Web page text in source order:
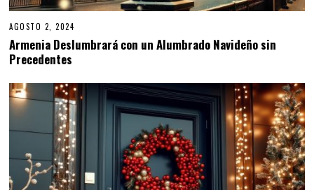
AGOSTO 2, 2024
Armenia Deslumbrará con un Alumbrado Navideño sin
Precedentes